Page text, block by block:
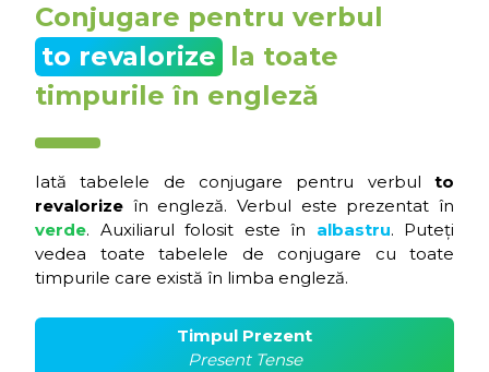
Conjugare pentru verbul
to revalorize la toate
timpurile în engleză
Iată tabelele de conjugare pentru verbul to
revalorize în engleză. Verbul este prezentat în
verde. Auxiliarul folosit este în albastru. Puteți
vedea toate tabelele de conjugare cu toate
timpurile care există în limba engleză.
Timpul Prezent
Present Tense